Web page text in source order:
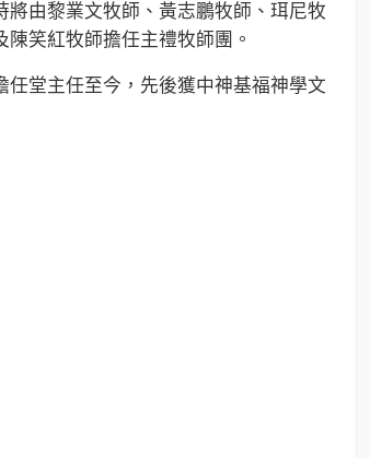
由黎業文牧師、黃志鵬牧師、珥尼牧
笑紅牧師擔任主禮牧師團。
堂主任至今，先後獲中神基福神學文